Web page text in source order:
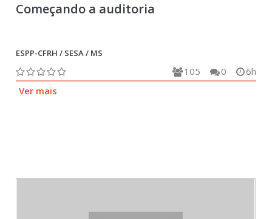
Começando a auditoria
ESPP-CFRH / SESA / MS
6h
0
105
Ver mais